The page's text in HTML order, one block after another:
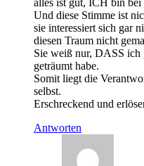
Und diese Stimme ist
sie interessiert sich gar
diesen Traum nicht
Sie weiß nur, DASS ich
geträumt habe.
Somit liegt die
selbst.
Erschreckend und
Antworten